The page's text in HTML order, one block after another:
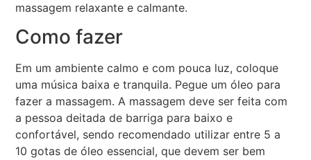
massagem relaxante e calmante.
Como fazer
Em um ambiente calmo e com pouca luz, coloque
uma música baixa e tranquila. Pegue um óleo para
fazer a massagem. A massagem deve ser feita com
a pessoa deitada de barriga para baixo e
confortável, sendo recomendado utilizar entre 5 a
10 gotas de óleo essencial, que devem ser bem